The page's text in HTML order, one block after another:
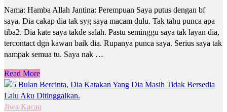
Nama: Hamba Allah Jantina: Perempuan Saya putus dengan bf
saya. Dia cakap dia tak syg saya macam dulu. Tak tahu punca apa
tiba2. Dia kate saya takde salah. Pastu seminggu saya tak layan dia,
tercontact dgn kawan baik dia. Rupanya punca saya. Serius saya tak
nampak semua tu. Saya nak …
Read More
Jiwa Kacau